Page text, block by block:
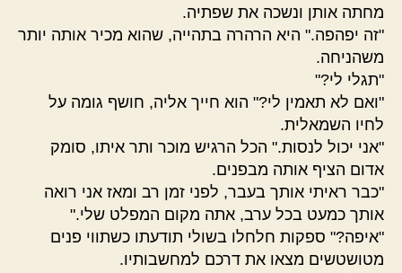
מחתה אותן ונשכה את שפתיה.
"זה יפהפה." היא הרהרה בתהייה, שהוא מכיר אותה יותר
משהניחה.
"תגלי לי?"
"ואם לא תאמין לי?" הוא חייך אליה, חושף גומה על
לחיו השמאלית.
"אני יכול לנסות." הכל הרגיש מוכר ותר איתו, סומק
אדום הציף אותה מבפנים.
"כבר ראיתי אותך בעבר, לפני זמן רב ומאז אני רואה
אותך כמעט בכל ערב, אתה מקום המפלט שלי."
"איפה?" ספקות חלחלו בשולי תודעתו כשתווי פנים
מטושטשים מצאו את דרכם למחשבותיו.